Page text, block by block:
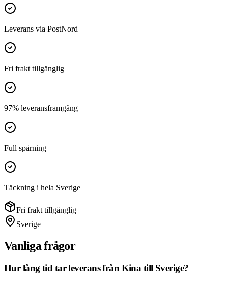
Leverans via PostNord
Fri frakt tillgänglig
97% leveransframgång
Full spårning
Täckning i hela Sverige
Fri frakt tillgänglig
Sverige
Vanliga frågor
Hur lång tid tar leverans från Kina till Sverige?